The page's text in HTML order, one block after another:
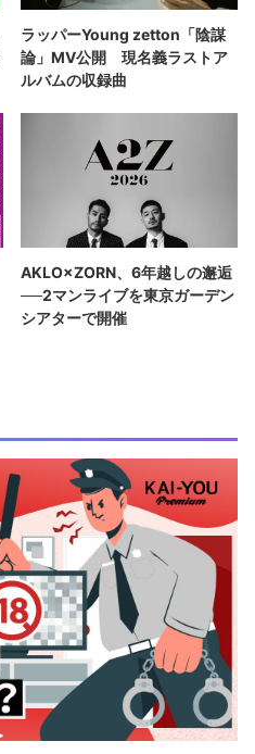
ラッパーYoung zetton「陰謀
論」MV公開 現名義ラストア
ルバムの収録曲
AKLO×ZORN、6年越しの邂逅
──2マンライブを東京ガーデン
シアターで開催